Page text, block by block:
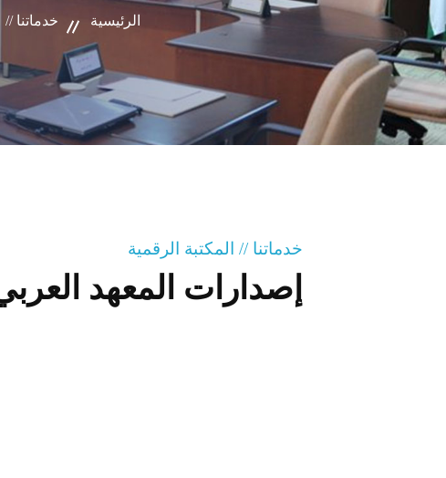
الرئيسية خدماتنا //
خدماتنا // المكتبة الرقمية
إصدارات المعهد